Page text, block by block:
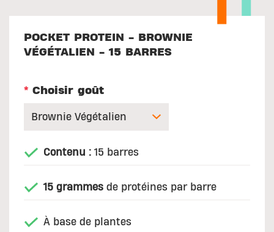
POCKET PROTEIN - BROWNIE
VÉGÉTALIEN - 15 BARRES
* Choisir goût
Contenu : 15 barres
15 grammes de protéines par barre
À base de plantes